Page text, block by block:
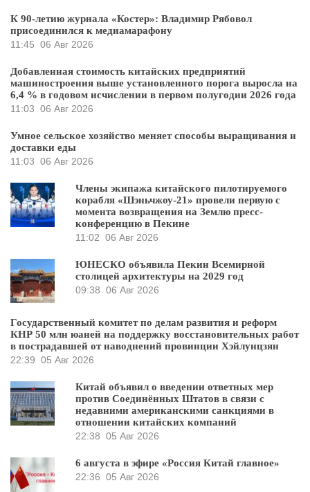
К 90-летию журнала «Костер»: Владимир Рябовол
присоединился к медиамарафону
11:45 06 Авг 2026
Добавленная стоимость китайских предприятий
машиностроения выше установленного порога выросла на
6,4 % в годовом исчислении в первом полугодии 2026 года
11:03 06 Авг 2026
Умное сельское хозяйство меняет способы выращивания и
доставки еды
11:03 06 Авг 2026
Члены экипажа китайского пилотируемого
корабля «Шэньчжоу-21» провели первую с
момента возвращения на Землю пресс-
конференцию в Пекине
11:02 06 Авг 2026
ЮНЕСКО объявила Пекин Всемирной
столицей архитектуры на 2029 год
09:38 06 Авг 2026
Государственный комитет по делам развития и реформ
КНР 50 млн юаней на поддержку восстановительных работ
в пострадавшей от наводнений провинции Хэйлунцзян
22:39 05 Авг 2026
Китай объявил о введении ответных мер
против Соединённых Штатов в связи с
недавними американскими санкциями в
отношении китайских компаний
22:38 05 Авг 2026
6 августа в эфире «Россия Китай главное»
22:36 05 Авг 2026